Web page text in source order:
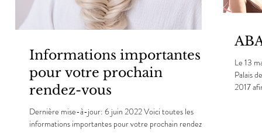
Informations importantes
pour votre prochain
rendez-vous
Dernière mise-à-jour: 6 juin 2022 Voici toutes les
informations importantes pour votre prochain rendez-
Le 13
Palais des Congrès de
2017